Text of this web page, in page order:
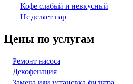
Кофе слабый и невкусный
Не делает пар
Цены по услугам
Ремонт насоса
Декофенация
Замена или установка фильтра